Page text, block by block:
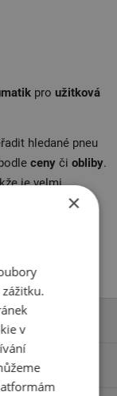
pro užitková
hledané pneu
ceny či obliby.
je velmi
Například
divy.
×
v